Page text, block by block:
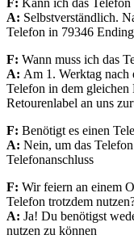
F: Kann ich das Telefon
A: Selbstverständlich.
Telefon in 79346
F: Wann muss ich das
A: Am 1. Werktag nach
Telefon in dem
Retourenlabel an uns
F: Benötigt es einen
A: Nein, um das Telefon
Telefonanschluss
F: Wir feiern an einem
Telefon trotzdem
A: Ja! Du benötigst
nutzen zu können